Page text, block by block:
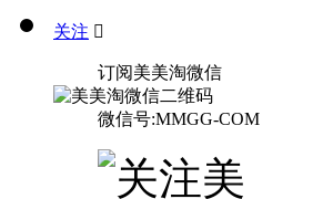
关注 
订阅美美淘微信
微信号:MMGG-COM